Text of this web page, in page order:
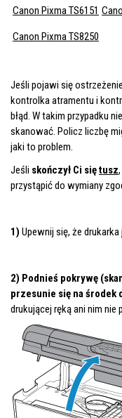
Canon Pixma TS6151
Canon Pixma TS8250
Jeśli pojawi się
kontrolka atramentu i
błąd. W takim przypadku
skanować. Policz liczbę
jaki to problem.
Jeśli skończył Ci siętusz
przystąpić do wymiany
1) Upewnij się, że
2) Podnieś pokrywę
przesunie się na środek
drukującej ręką ani nim nie